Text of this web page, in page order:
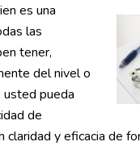
es una
las
tener,
del nivel o
pueda
de
claridad y eficacia de